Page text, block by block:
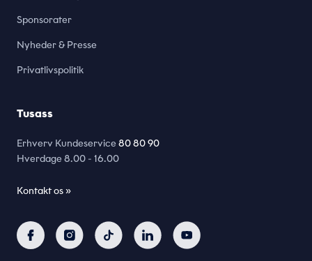
Tusass
Erhverv Kundeservice 80 80 90
Hverdage 8.00 - 16.00
Kontakt os »
Sponsorater
Nyheder & Presse
Privatlivspolitik